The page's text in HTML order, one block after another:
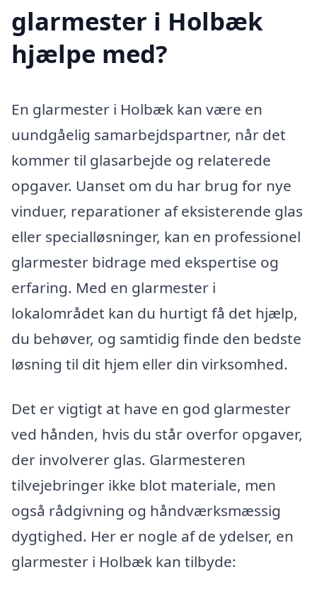
glarmester i Holbæk
hjælpe med?
En glarmester i Holbæk kan være en
uundgåelig samarbejdspartner, når det
kommer til glasarbejde og relaterede
opgaver. Uanset om du har brug for nye
vinduer, reparationer af eksisterende glas
eller specialløsninger, kan en professionel
glarmester bidrage med ekspertise og
erfaring. Med en glarmester i
lokalområdet kan du hurtigt få det hjælp,
du behøver, og samtidig finde den bedste
løsning til dit hjem eller din virksomhed.
Det er vigtigt at have en god glarmester
ved hånden, hvis du står overfor opgaver,
der involverer glas. Glarmesteren
tilvejebringer ikke blot materiale, men
også rådgivning og håndværksmæssig
dygtighed. Her er nogle af de ydelser, en
glarmester i Holbæk kan tilbyde: